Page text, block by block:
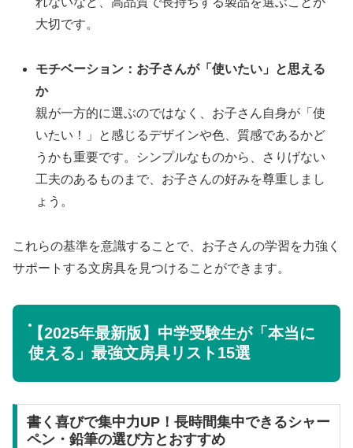
大切です。
モチベーション：お子さんが「使いたい」と思える
か
親が一方的に選ぶのではなく、お子さん自身が「使
いたい！」と感じるデザインや色、質感であるかど
うかも重要です。シンプルなものから、さりげない
工夫のあるものまで、お子さんの好みを尊重しまし
ょう。
これらの基準を意識することで、お子さんの学習を力強く
サポートする文房具を見つけることができます。
【2025年最新版】中学受験生が「本当に
使える」最強文房具リスト15選
書く喜びで集中力UP！長時間集中できるシャー
ペン・鉛筆の選び方とおすすめ